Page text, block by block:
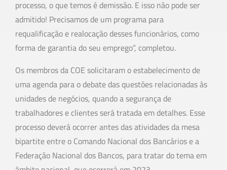
processo, o que temos é demissão. E isso não pode ser
admitido! Precisamos de um programa para
requalificação e realocação desses funcionários, como
forma de garantia do seu emprego”, completou.
Os membros da COE solicitaram o estabelecimento de
uma agenda para o debate das questões relacionadas às
unidades de negócios, quando a segurança de
trabalhadores e clientes será tratada em detalhes. Esse
processo deverá ocorrer antes das atividades da mesa
bipartite entre o Comando Nacional dos Bancários e a
Federação Nacional dos Bancos, para tratar do tema em